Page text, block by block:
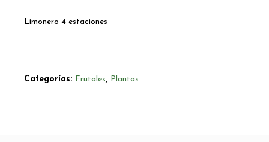
Limonero 4 estaciones
Categorías: Frutales, Plantas